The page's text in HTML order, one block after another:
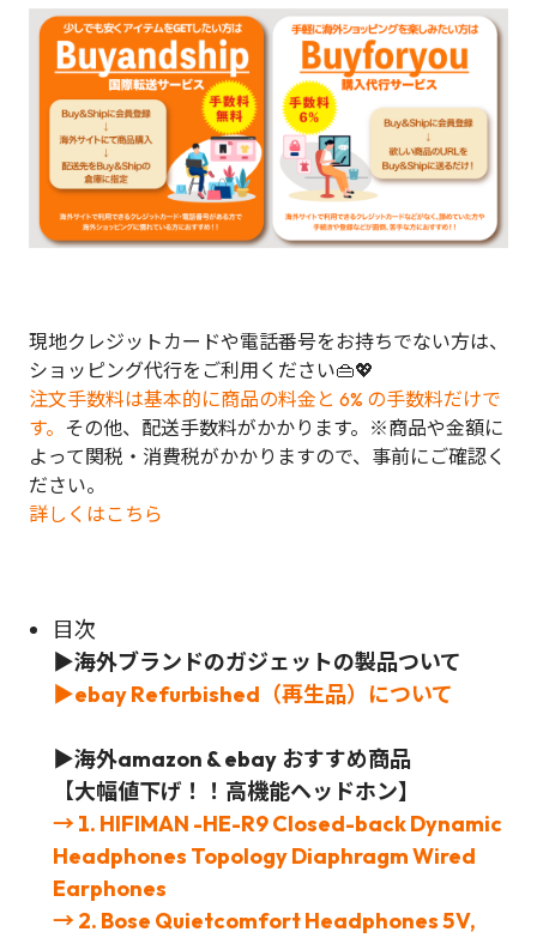
現地クレジットカードや電話番号をお持ちでない方は、
ショッピング代行をご利用ください👜💖
注文手数料は基本的に商品の料金と 6% の手数料だけで
す。 その他、配送手数料がかかります。※商品や金額に
よって関税・消費税がかかりますので、事前にご確認く
ださい。
詳しくはこちら
目次
▶海外ブランドのガジェットの製品ついて
▶ebayRefurbished（再生品）について
▶海外amazon & ebay おすすめ商品
【大幅値下げ！！高機能ヘッドホン】
→ 1. HIFIMAN -HE-R9 Closed-back Dynamic
Headphones Topology Diaphragm Wired
Earphones
→ 2. Bose Quietcomfort Headphones 5V,